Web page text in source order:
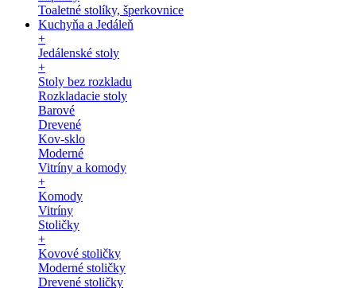
Toaletné stolíky, šperkovnice
Kuchyňa a Jedáleň
+
Jedálenské stoly
+
Stoly bez rozkladu
Rozkladacie stoly
Barové
Drevené
Kov-sklo
Moderné
Vitríny a komody
+
Komody
Vitríny
Stoličky
+
Kovové stoličky
Moderné stoličky
Drevené stoličky